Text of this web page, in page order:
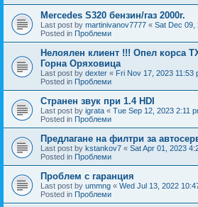
Mercedes S320 бензин/газ 2000г.
Last post by martinivanov7777 « Sat Dec 09,
Posted in Проблеми
Нелоялен клиент !!! Опел корса
Горна Оряховица
Last post by dexter « Fri Nov 17, 2023 11:53
Posted in Проблеми
Странен звук при 1.4 HDI
Last post by igrata « Tue Sep 12, 2023 2:11
Posted in Проблеми
Предлагане на филтри за
Last post by kstankov7 « Sat Apr 01, 2023
Posted in Проблеми
Проблем с гаранция
Last post by ummng « Wed Jul 13, 2022
Posted in Проблеми